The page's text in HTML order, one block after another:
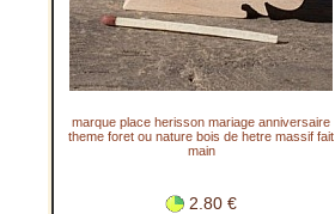
marque place herisson mariage anniversaire
theme foret ou nature bois de hetre massif fait
main
2.80 €